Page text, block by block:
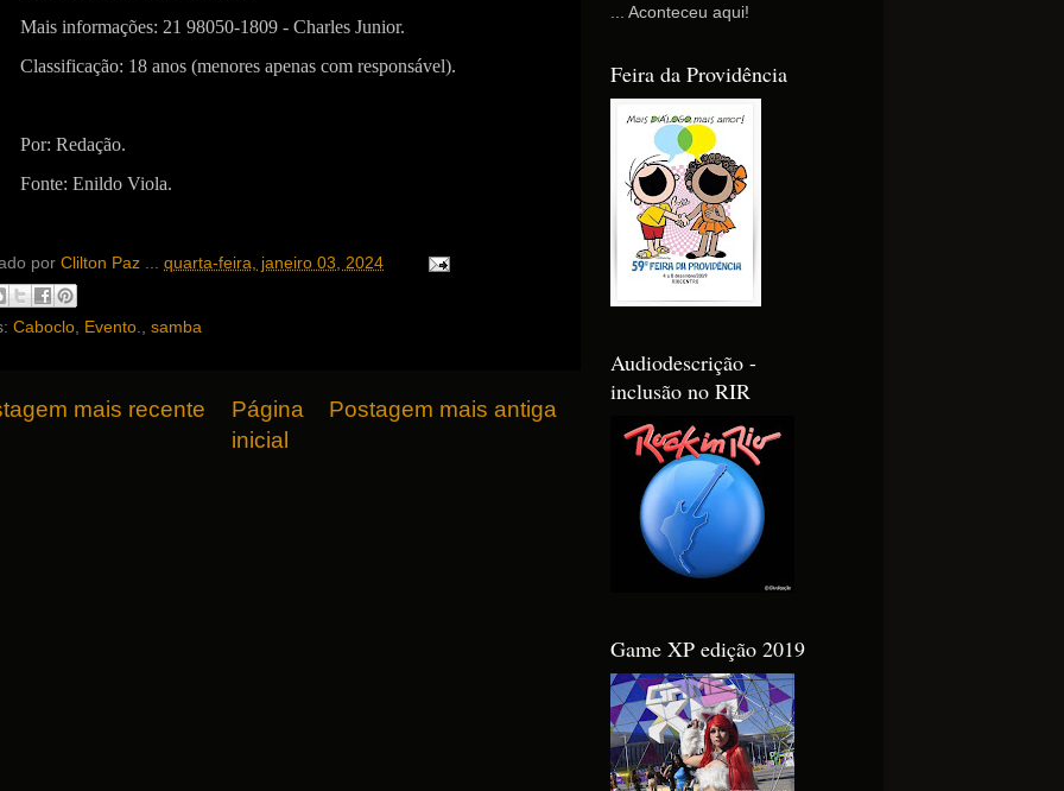
Mais informações: 21 98050-1809 - Charles Junior.
Classificação: 18 anos (menores apenas com responsável).
Por: Redação.
Fonte: Enildo Viola.
por Clilton Paz ... quarta-feira, janeiro 03, 2024
Caboclo Evento. samba
mais recente Postagem mais antiga
Página
inicial
... Aconteceu aqui!
Feira da Providência
Audiodescrição -
inclusão no RIR
Game XP edição 2019